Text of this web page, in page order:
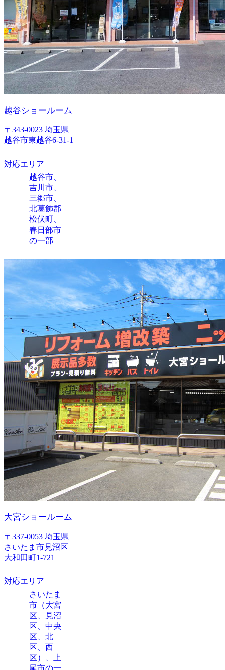
越谷ショールーム
〒343-0023 埼玉県
越谷市東越谷6-31-1
対応エリア
越谷市、
吉川市、
三郷市、
北葛飾郡
松伏町、
春日部市
の一部
大宮ショールーム
〒337-0053 埼玉県
さいたま市見沼区
大和田町1-721
対応エリア
さいたま
市（大宮
区、見沼
区、中央
区、北
区、西
区）、上
尾市の一